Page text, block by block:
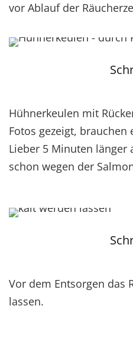
vor Ablauf der
Hühnerkeulen mit
Fotos gezeigt, brauchen
Lieber 5 Minuten länger
schon wegen der
Vor dem Entsorgen das
lassen.